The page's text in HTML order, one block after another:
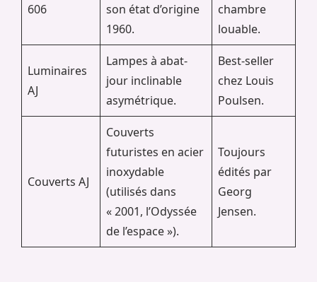
606
son état d’origine
1960.
chambre
louable.
Luminaires
AJ
Lampes à abat-
jour inclinable
asymétrique.
Best-seller
chez Louis
Poulsen.
Couverts AJ
Couverts
futuristes en acier
inoxydable
(utilisés dans
« 2001, l’Odyssée
de l’espace »).
Toujours
édités par
Georg
Jensen.